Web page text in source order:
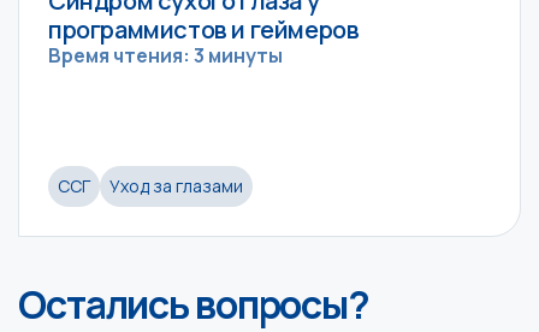
программистов и геймеров
Время чтения: 3 минуты
ССГ Уход за глазами
Остались вопросы?